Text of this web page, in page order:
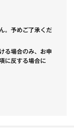
。予めご了承くだ
る場合のみ、お申
に反する場合に